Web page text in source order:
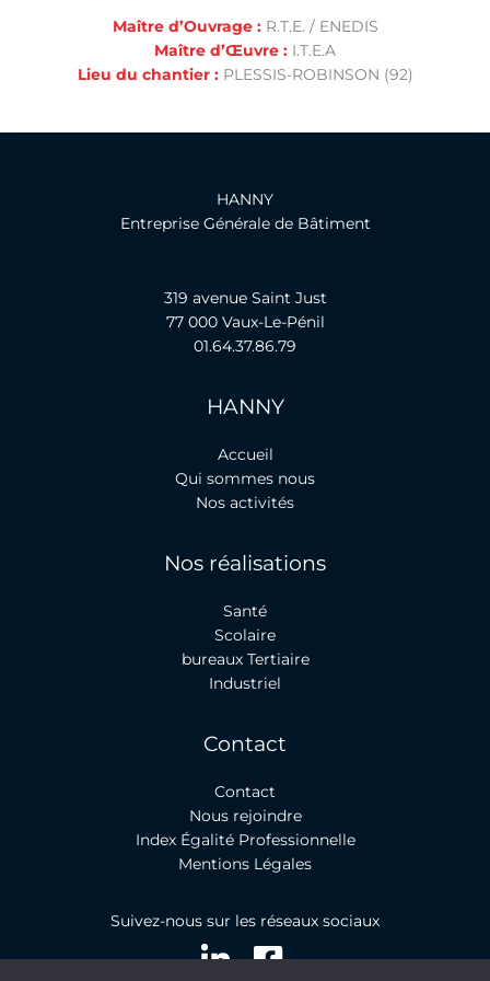
Maître d’Ouvrage : R.T.E. / ENEDIS
Maître d’Œuvre : I.T.E.A
Lieu du chantier :PLESSIS-ROBINSON (92)
HANNY
Entreprise Générale de Bâtiment
319 avenue Saint Just
77 000 Vaux-Le-Pénil
01.64.37.86.79
HANNY
Accueil
Qui sommes nous
Nos activités
Nos réalisations
Santé
Scolaire
bureaux Tertiaire
Industriel
Contact
Contact
Nous rejoindre
Index Égalité Professionnelle
Mentions Légales
Suivez-nous sur les réseaux sociaux